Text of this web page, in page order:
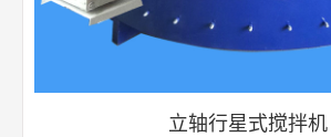
立轴行星式搅拌机